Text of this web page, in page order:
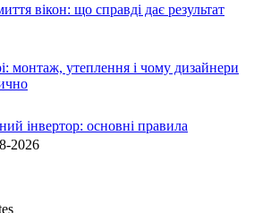
вікон: що справді дає результат
монтаж, утеплення і чому дизайнери
інвертор: основні правила
2026